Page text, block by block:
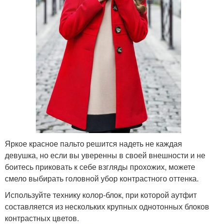
Яркое красное пальто решится надеть не каждая
девушка, но если вы уверенны в своей внешности и не
боитесь приковать к себе взгляды прохожих, можете
смело выбирать головной убор контрастного оттенка.
Используйте технику колор-блок, при которой аутфит
составляется из нескольких крупных однотонных блоков
контрастных цветов.